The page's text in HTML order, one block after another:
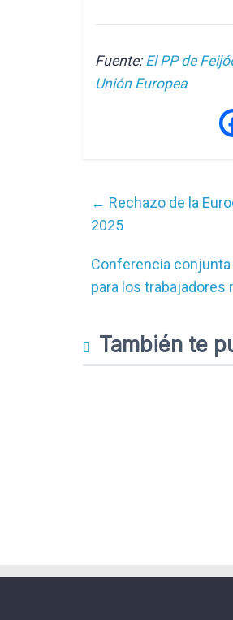
Fuente:El PP de
Unión Europea
← Rechazo de la
2025
Conferencia conjunta
para los trabajadores
También te